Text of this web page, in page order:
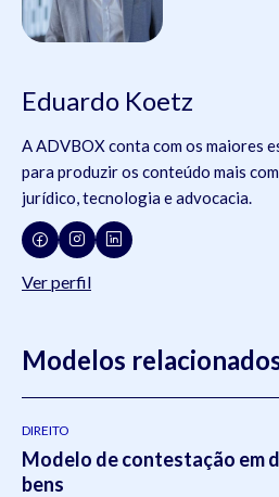
Eduardo Koetz
A ADVBOX conta com os maiores
para produzir os conteúdo mais
jurídico, tecnologia e advocacia.
Ver perfil
Modelos
DIREITO
Modelo de contestação em
bens